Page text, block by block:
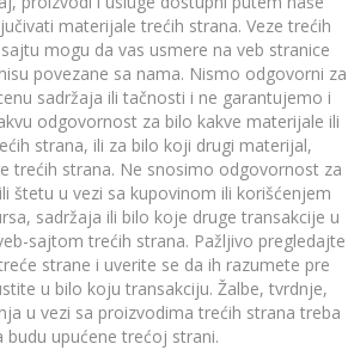
materijale trećih strana. Veze trećih
mogu da vas usmere na veb stranice
povezane sa nama. Nismo odgovorni za
sadržaja ili tačnosti i ne garantujemo i
odgovornost za bilo kakve materijale ili
strana, ili za bilo koji drugi materijal,
trećih strana. Ne snosimo odgovornost za
štetu u vezi sa kupovinom ili korišćenjem
sadržaja ili bilo koje druge transakcije u
sajtom trećih strana. Pažljivo pregledajte
strane i uverite se da ih razumete pre
u bilo koju transakciju. Žalbe, tvrdnje,
u vezi sa proizvodima trećih strana treba
budu upućene trećoj strani.